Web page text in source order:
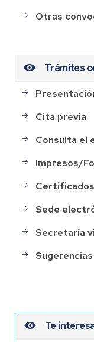
Otras
Trámites
Cita previa
Consulta el
Impresos/
Certificados
Sede
Secretaría
Te